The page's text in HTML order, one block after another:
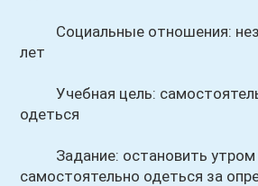
Социальные отношения:
лет
Учебная цель:
одеться
Задание: остановить утром
самостоятельно одеться за